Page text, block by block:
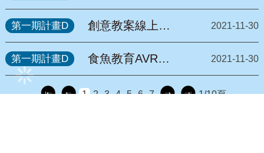
亮點 高科大將永
安推上USR
第一期計畫D 2021-11-30
創意教案線上徵
選
第一期計畫D 2021-11-30
食魚教育AVR影
像製作工作坊
1 2 3 4 5 6 7 1/10頁